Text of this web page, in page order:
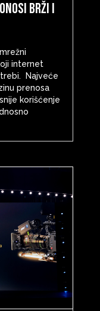
brži i
internet
Najveće
prenosa
korišćenje